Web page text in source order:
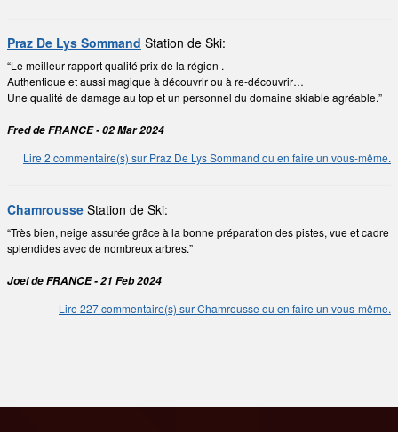
Praz De Lys Sommand Station de Ski:
“Le meilleur rapport qualité prix de la région .
Authentique et aussi magique à découvrir ou à re-découvrir…
Une qualité de damage au top et un personnel du domaine skiable agréable.”
Fred de FRANCE - 02 Mar 2024
Lire 2 commentaire(s) sur Praz De Lys Sommand ou en faire un vous-même.
Chamrousse Station de Ski:
“Très bien, neige assurée grâce à la bonne préparation des pistes, vue et cadre
splendides avec de nombreux arbres.”
Joel de FRANCE - 21 Feb 2024
Lire 227 commentaire(s) sur Chamrousse ou en faire un vous-même.